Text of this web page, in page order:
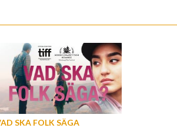
SKA FOLK SÄGA